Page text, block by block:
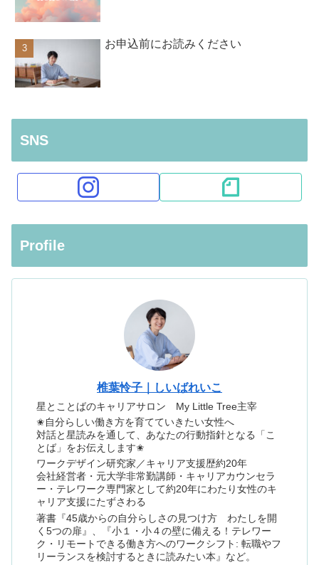
お申込前にお読みください
SNS
Profile
椎葉怜子｜しいばれいこ
星とことばのキャリアサロン My Little Tree主宰
✬自分らしい働き方を育てていきたい女性へ
対話と星読みを通して、あなたの行動指針となる「こ
とば」をお伝えします✬
ワークデザイン研究家／キャリア支援歴約20年
会社経営者・元大学非常勤講師・キャリアカウンセラ
ー・テレワーク専門家として約20年にわたり女性のキ
ャリア支援にたずさわる
著書『45歳からの自分らしさの見つけ方 わたしを開
く5つの扉』、『小１・小４の壁に備える！テレワー
ク・リモートできる働き方へのワークシフト: 転職やフ
リーランスを検討するときに読みたい本』など。